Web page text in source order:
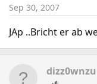
Sep 30, 2007
JAp ..Bricht er ab
dizz0wnzu